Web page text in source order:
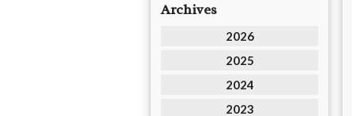
Archives
2026
2025
2024
2023